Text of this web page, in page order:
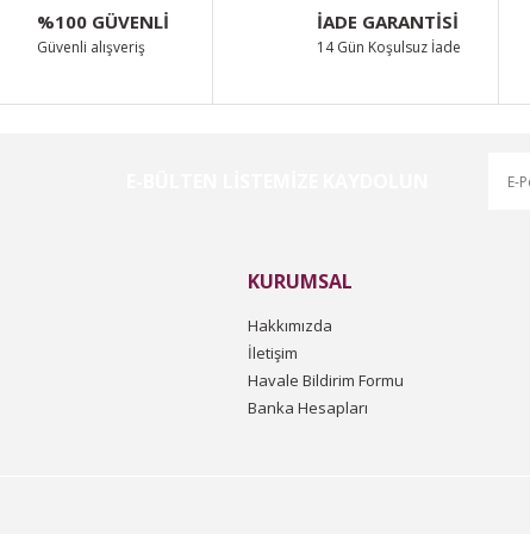
%100 GÜVENLİ
Güvenli alışveriş
İADE GARANTİSİ
14 Gün Koşulsuz İade
KURUMSAL
Hakkımızda
İletişim
Havale Bildirim Formu
Banka Hesapları